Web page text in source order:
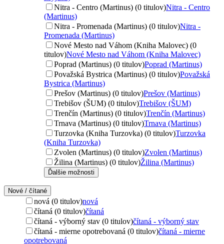
Nitra - Centro (Martinus) (0 titulov)Nitra - Centro
(Martinus)
Nitra - Promenada (Martinus) (0 titulov)Nitra -
Promenada (Martinus)
Nové Mesto nad Váhom (Kniha Malovec) (0
titulov)Nové Mesto nad Váhom (Kniha Malovec)
Poprad (Martinus) (0 titulov)Poprad (Martinus)
Považská Bystrica (Martinus) (0 titulov)Považská
Bystrica (Martinus)
Prešov (Martinus) (0 titulov)Prešov (Martinus)
Trebišov (ŠUM) (0 titulov)Trebišov (ŠUM)
Trenčín (Martinus) (0 titulov)Trenčín (Martinus)
Trnava (Martinus) (0 titulov)Trnava (Martinus)
Turzovka (Kniha Turzovka) (0 titulov)Turzovka
(Kniha Turzovka)
Zvolen (Martinus) (0 titulov)Zvolen (Martinus)
Žilina (Martinus) (0 titulov)Žilina (Martinus)
Ďalšie možnosti
Nové / čítané
nová (0 titulov)nová
čítaná (0 titulov)čítaná
čítaná - výborný stav (0 titulov)čítaná - výborný stav
čítaná - mierne opotrebovaná (0 titulov)čítaná - mierne
opotrebovaná